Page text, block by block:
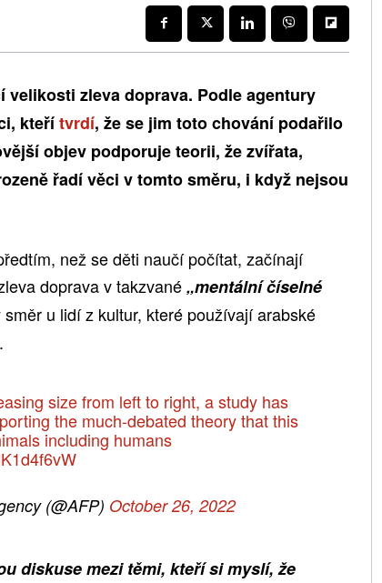
zleva doprava. Podle agentury
kteřítvrdí, že se jim toto chování podařilo
objev podporuje teorii, že zvířata,
řadí věci v tomto směru, i když nejsou
než se děti naučí počítat, začínají
doprava v takzvané„mentální číselné
u lidí z kultur, které používají arabské
size from left to right, a study has
the much-debated theory that this
including humans
(@AFP) October 26, 2022
diskuse mezi těmi, kteří si myslí, že